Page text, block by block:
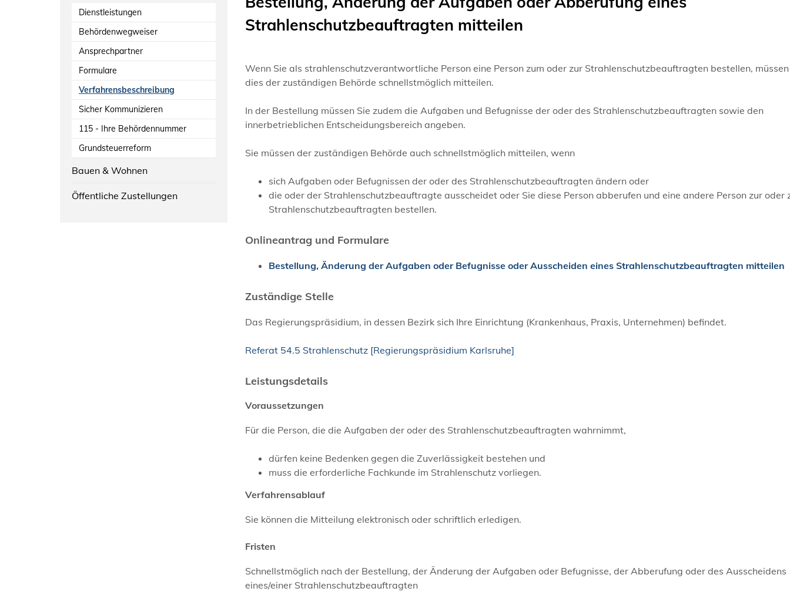
Dienstleistungen
Behördenwegweiser
Ansprechpartner
Formulare
Verfahrensbeschreibung
Sicher Kommunizieren
115 - Ihre Behördennummer
Grundsteuerreform
Bauen & Wohnen
Öffentliche Zustellungen
Strahlenschutzbeauftragten mitteilen
Wenn Sie als strahlenschutzverantwortliche Person eine Person zum oder zur Strahlenschutzbeauftragten bestellen, müssen
dies der zuständigen Behörde schnellstmöglich mitteilen.
In der Bestellung müssen Sie zudem die Aufgaben und Befugnisse der oder des Strahlenschutzbeauftragten sowie den
innerbetrieblichen Entscheidungsbereich angeben.
Sie müssen der zuständigen Behörde auch schnellstmöglich mitteilen, wenn
sich Aufgaben oder Befugnissen der oder des Strahlenschutzbeauftragten ändern oder
die oder der Strahlenschutzbeauftragte ausscheidet oder Sie diese Person abberufen und eine andere Person zur oder
Strahlenschutzbeauftragten bestellen.
Onlineantrag und Formulare
Bestellung, Änderung der Aufgaben oder Befugnisse oder Ausscheiden eines Strahlenschutzbeauftragten mitteilen
Zuständige Stelle
Das Regierungspräsidium, in dessen Bezirk sich Ihre Einrichtung (Krankenhaus, Praxis, Unternehmen) befindet.
Referat 54.5 Strahlenschutz [Regierungspräsidium Karlsruhe]
Leistungsdetails
Voraussetzungen
Für die Person, die die Aufgaben der oder des Strahlenschutzbeauftragten wahrnimmt,
dürfen keine Bedenken gegen die Zuverlässigkeit bestehen und
muss die erforderliche Fachkunde im Strahlenschutz vorliegen.
Verfahrensablauf
Sie können die Mitteilung elektronisch oder schriftlich erledigen.
Fristen
Schnellstmöglich nach der Bestellung, der Änderung der Aufgaben oder Befugnisse, der Abberufung oder des Ausscheidens
eines/einer Strahlenschutzbeauftragten